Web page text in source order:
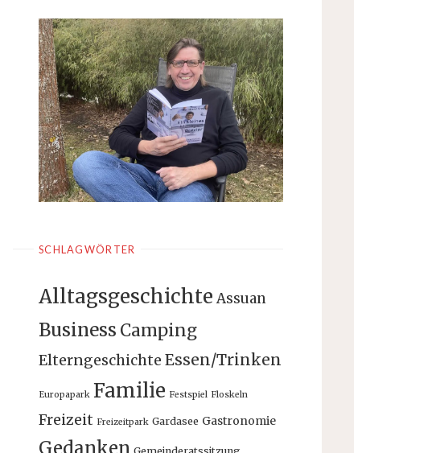
SCHLAGWÖRTER
Alltagsgeschichte Assuan
Business Camping
Elterngeschichte Essen/Trinken
Europapark Familie Festspiel Floskeln
Freizeit Freizeitpark Gardasee Gastronomie
Gedanken